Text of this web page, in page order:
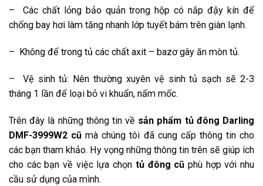
– Các chất lỏng bảo quản trong hộp có nắp đậy kín để
chống bay hơi làm tăng nhanh lớp tuyết bám trên giàn lạnh.
– Không để trong tủ các chất axit – bazơ gây ăn mòn tủ.
– Vệ sinh tủ: Nên thường xuyên vệ sinh tủ sạch sẽ 2-3
tháng 1 lần để loại bỏ vi khuẩn, nấm mốc.
Trên đây là những thông tin về sản phẩm tủ đông Darling
DMF-3999W2 cũ mà chúng tôi đã cung cấp thông tin cho
các bạn tham khảo. Hy vọng những thông tin trên sẽ giúp ích
cho các bạn về việc lựa chọn tủ đông cũ phù hợp với nhu
cầu sử dụng của mình.